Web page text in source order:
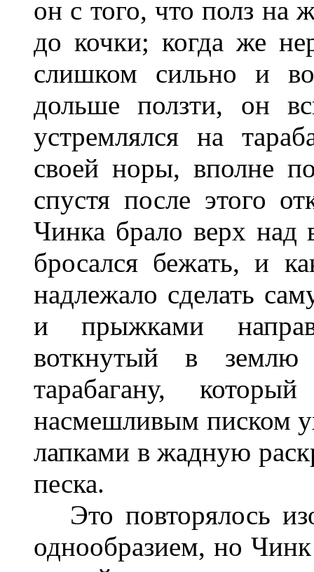
он с того, что полз на
до кочки; когда же
слишком сильно и
дольше ползти, он
устремлялся на
своей норы, вполне
спустя после этого
Чинка брало верх над
бросался бежать, и
надлежало сделать
и прыжками
воткнутый в землю
тарабагану,
насмешливым писком
лапками в жадную
песка.
Это повторялось
однообразием, но